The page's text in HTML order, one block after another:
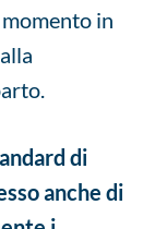
in
di
anche di